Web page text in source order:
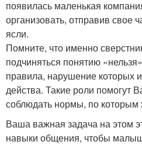
появилась маленькая
организовать, отправив свое
ясли.
Помните, что именно
подчиняться понятию
правила, нарушение которых
действа. Такие роли помогут
соблюдать нормы, по которым
Ваша важная задача на этом
навыки общения, чтобы